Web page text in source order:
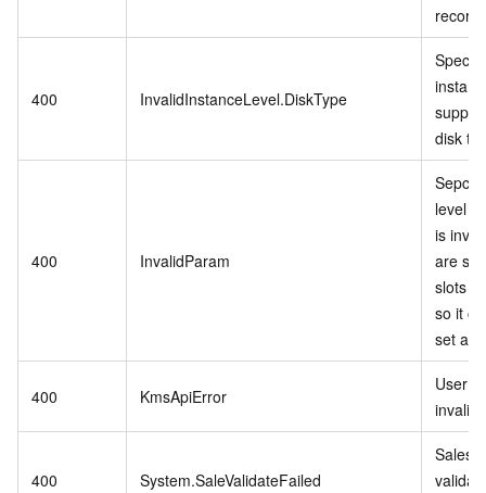
400 InvalidInstanceLevel.DiskType
disk
400 InvalidParam
level
is
are
slots
so it
set as
400 KmsApiError
User
invalid.
400 System.SaleValidateFailed
Sales